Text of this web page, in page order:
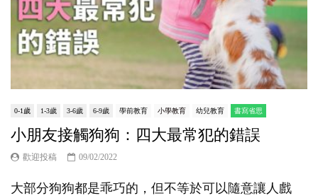
0-1歲 1-3歲 3-6歲 6-9歲 學前教育 小學教育 幼兒教育 書寫省思
小朋友接觸狗狗：四大最常犯的錯誤
歡迎投稿 09/02/2022
大部分狗狗都是乖巧的，但不等於可以隨意讓人戲